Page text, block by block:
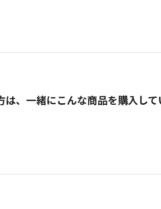
、一緒にこんな商品を購入して